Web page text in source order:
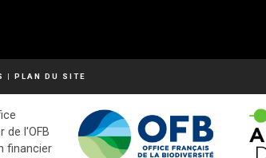
| PLAN DU SITE
de l'OFB
financier